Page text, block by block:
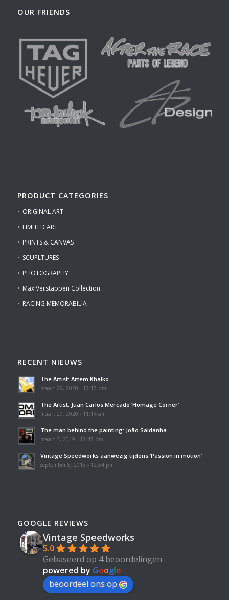
OUR FRIENDS
PRODUCT CATEGORIES
ORIGINAL ART
LIMITED ART
PRINTS & CANVAS
SCUPLTURES
PHOTOGRAPHY
Max Verstappen Collection
RACING MEMORABILIA
RECENT NIEUWS
The Artist: Artem Khalko
maart 29, 2020 - 12:15 pm
The Artist: Juan Carlos Mercado ‘Homage Corner’
maart 29, 2020 - 11:14 am
The man behind the painting: João Saldanha
maart 3, 2019 - 12:47 pm
Vintage Speedworks aanwezig tijdens ‘Passion in motion’
september 8, 2018 - 12:54 pm
GOOGLE REVIEWS
Vintage Speedworks
5.0
Gebaseerd op 4 beoordelingen
powered by Google
beoordeel ons op